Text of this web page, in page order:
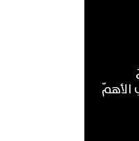
الأهمّ